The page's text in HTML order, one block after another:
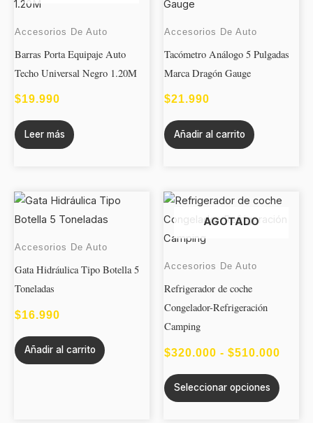
Accesorios De Auto
Barras Porta Equipaje Auto
Techo Universal Negro 1.20M
$19.990
Leer más
Accesorios De Auto
Tacómetro Análogo 5 Pulgadas
Marca Dragón Gauge
$21.990
Añadir al carrito
Accesorios De Auto
Gata Hidráulica Tipo Botella 5
Toneladas
$16.990
Añadir al carrito
AGOTADO
Accesorios De Auto
Refrigerador de coche
Congelador-Refrigeración
Camping
$320.000 - $510.000
DE
Seleccionar opciones
Este
en